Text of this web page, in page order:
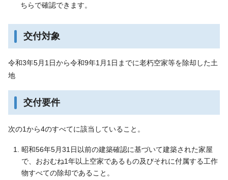
ちらで確認できます。
交付対象
令和3年5月1日から令和9年1月1日までに老朽空家等を除却した土
地
交付要件
次の1から4のすべてに該当していること。
昭和56年5月31日以前の建築確認に基づいて建築された家屋
で、おおむね1年以上空家であるもの及びそれに付属する工作
物すべての除却であること。